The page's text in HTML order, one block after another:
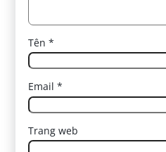
Tên*
Email*
Trang web